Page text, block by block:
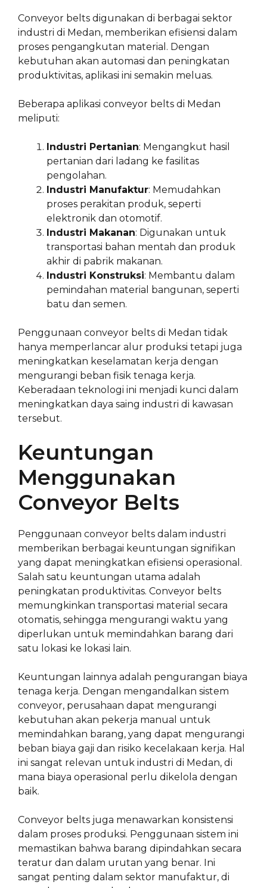
Conveyor belts digunakan di berbagai sektor
industri di Medan, memberikan efisiensi dalam
proses pengangkutan material. Dengan
kebutuhan akan automasi dan peningkatan
produktivitas, aplikasi ini semakin meluas.
Beberapa aplikasi conveyor belts di Medan
meliputi:
Industri Pertanian: Mengangkut hasil
pertanian dari ladang ke fasilitas
pengolahan.
Industri Manufaktur: Memudahkan
proses perakitan produk, seperti
elektronik dan otomotif.
Industri Makanan: Digunakan untuk
transportasi bahan mentah dan produk
akhir di pabrik makanan.
Industri Konstruksi: Membantu dalam
pemindahan material bangunan, seperti
batu dan semen.
Penggunaan conveyor belts di Medan tidak
hanya memperlancar alur produksi tetapi juga
meningkatkan keselamatan kerja dengan
mengurangi beban fisik tenaga kerja.
Keberadaan teknologi ini menjadi kunci dalam
meningkatkan daya saing industri di kawasan
tersebut.
Keuntungan
Menggunakan
Conveyor Belts
Penggunaan conveyor belts dalam industri
memberikan berbagai keuntungan signifikan
yang dapat meningkatkan efisiensi operasional.
Salah satu keuntungan utama adalah
peningkatan produktivitas. Conveyor belts
memungkinkan transportasi material secara
otomatis, sehingga mengurangi waktu yang
diperlukan untuk memindahkan barang dari
satu lokasi ke lokasi lain.
Keuntungan lainnya adalah pengurangan biaya
tenaga kerja. Dengan mengandalkan sistem
conveyor, perusahaan dapat mengurangi
kebutuhan akan pekerja manual untuk
memindahkan barang, yang dapat mengurangi
beban biaya gaji dan risiko kecelakaan kerja. Hal
ini sangat relevan untuk industri di Medan, di
mana biaya operasional perlu dikelola dengan
baik.
Conveyor belts juga menawarkan konsistensi
dalam proses produksi. Penggunaan sistem ini
memastikan bahwa barang dipindahkan secara
teratur dan dalam urutan yang benar. Ini
sangat penting dalam sektor manufaktur, di